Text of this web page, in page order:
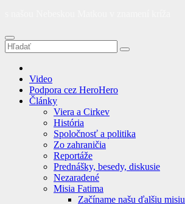
Video
Podpora cez HeroHero
Články
Viera a Cirkev
História
Spoločnosť a politika
Zo zahraničia
Reportáže
Prednášky, besedy, diskusie
Nezaradené
Misia Fatima
Začíname našu ďalšiu misiu